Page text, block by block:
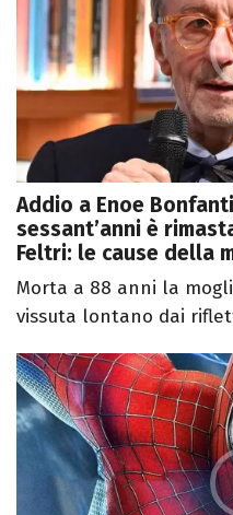
Addio a Enoe
sessant’anni è
Feltri: le cause della
Morta a 88 anni la
vissuta lontano dai